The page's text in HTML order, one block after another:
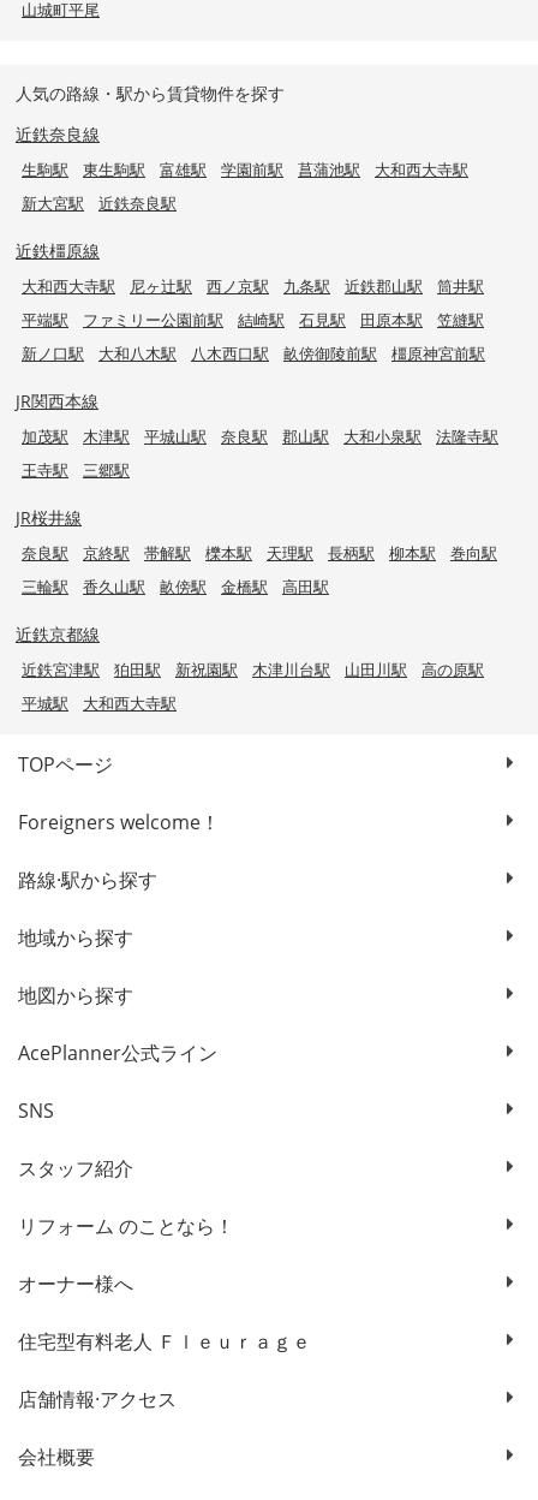
山城町平尾
人気の路線・駅から賃貸物件を探す
近鉄奈良線
生駒駅 東生駒駅 富雄駅 学園前駅 菖蒲池駅
大和西大寺駅
新大宮駅
近鉄奈良駅
近鉄橿原線
大和西大寺駅 尼ヶ辻駅 西ノ京駅 九条駅 近鉄郡山駅
筒井駅
平端駅
ファミリー公園前駅 結崎駅 石見駅 田原本駅
笠縫駅
新ノ口駅
大和八木駅 八木西口駅 畝傍御陵前駅 橿原神宮前駅
JR関西本線
加茂駅 木津駅 平城山駅 奈良駅 郡山駅 大和小泉駅
法隆寺駅
王寺駅
三郷駅
JR桜井線
奈良駅 京終駅 帯解駅 櫟本駅 天理駅 長柄駅 柳本駅
巻向駅
三輪駅
香久山駅 畝傍駅 金橋駅 高田駅
近鉄京都線
近鉄宮津駅 狛田駅 新祝園駅 木津川台駅 山田川駅
高の原駅
平城駅
大和西大寺駅
TOPページ
Foreigners welcome！
路線·駅から探す
地域から探す
地図から探す
AcePlanner公式ライン
SNS
スタッフ紹介
リフォーム のことなら！
オーナー様へ
住宅型有料老人 Ｆｌｅｕｒａｇｅ
店舗情報·アクセス
会社概要